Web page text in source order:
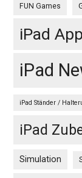
FUN Games
iPad
iPad
iPad Ständer /
iPad
Simulation